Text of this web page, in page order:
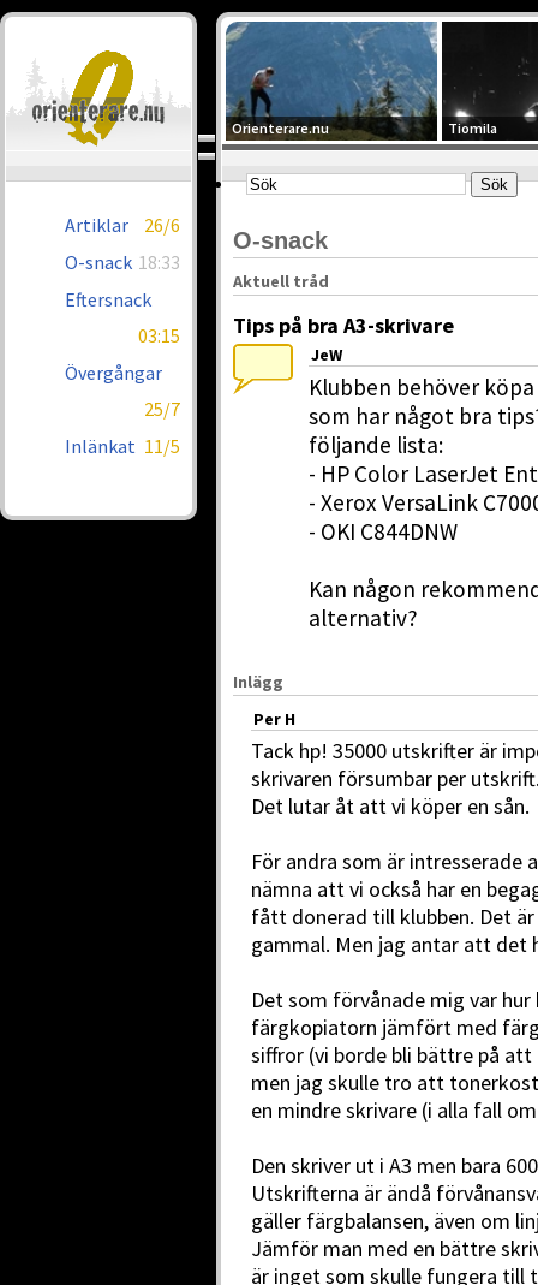
Artiklar
26/6
O-snack 18:33
Eftersnack
03:15
Övergångar
25/7
Inlänkat 11/5
Orienterare.nu Tiomila
O-snack
Aktuell tråd
Tips på bra A3-skrivare
JeW
Klubben behöver
som har något bra
följande lista:
- HP Color LaserJet
- Xerox VersaLink
- OKI C844DNW
Kan någon
alternativ?
Inlägg
Per H
Tack hp! 35000 utskrifter är
skrivaren försumbar per
Det lutar åt att vi köper en sån.
För andra som är intresserade
nämna att vi också har en
fått donerad till klubben. Det
gammal. Men jag antar att det
Det som förvånade mig var
färgkopiatorn jämfört med
siffror (vi borde bli bättre på
men jag skulle tro att
en mindre skrivare (i alla fall
Den skriver ut i A3 men bara
Utskrifterna är ändå
gäller färgbalansen, även om
Jämför man med en bättre
är inget som skulle fungera till